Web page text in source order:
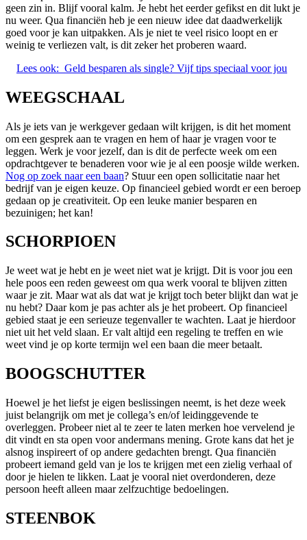
geen zin in. Blijf vooral kalm. Je hebt het eerder gefikst en dit lukt je
nu weer. Qua financiën heb je een nieuw idee dat daadwerkelijk
goed voor je kan uitpakken. Als je niet te veel risico loopt en er
weinig te verliezen valt, is dit zeker het proberen waard.
Lees ook: Geld besparen als single? Vijf tips speciaal voor jou
WEEGSCHAAL
Als je iets van je werkgever gedaan wilt krijgen, is dit het moment
om een gesprek aan te vragen en hem of haar je vragen voor te
leggen. Werk je voor jezelf, dan is dit de perfecte week om een
opdrachtgever te benaderen voor wie je al een poosje wilde werken.
Nog op zoek naar een baan? Stuur een open sollicitatie naar het
bedrijf van je eigen keuze. Op financieel gebied wordt er een beroep
gedaan op je creativiteit. Op een leuke manier besparen en
bezuinigen; het kan!
SCHORPIOEN
Je weet wat je hebt en je weet niet wat je krijgt. Dit is voor jou een
hele poos een reden geweest om qua werk vooral te blijven zitten
waar je zit. Maar wat als dat wat je krijgt toch beter blijkt dan wat je
nu hebt? Daar kom je pas achter als je het probeert. Op financieel
gebied staat je een serieuze tegenvaller te wachten. Laat je hierdoor
niet uit het veld slaan. Er valt altijd een regeling te treffen en wie
weet vind je op korte termijn wel een baan die meer betaalt.
BOOGSCHUTTER
Hoewel je het liefst je eigen beslissingen neemt, is het deze week
juist belangrijk om met je collega’s en/of leidinggevende te
overleggen. Probeer niet al te zeer te laten merken hoe vervelend je
dit vindt en sta open voor andermans mening. Grote kans dat het je
alsnog inspireert of op andere gedachten brengt. Qua financiën
probeert iemand geld van je los te krijgen met een zielig verhaal of
door je hielen te likken. Laat je vooral niet overdonderen, deze
persoon heeft alleen maar zelfzuchtige bedoelingen.
STEENBOK